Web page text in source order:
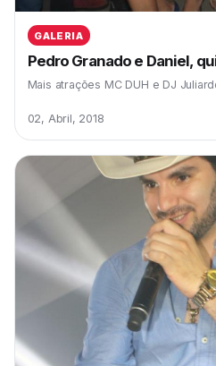
GALERIA
Pedro Granado e Daniel,
Mais atrações MC DUH e DJ
02, Abril, 2018